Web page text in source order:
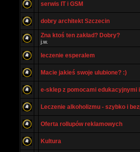
serwis IT i GSM
dobry architekt Szczecin
Zna ktoś ten zakład? Dobry?
j.w.
leczenie esperalem
Macie jakieś swoje ulubione? :)
e-sklep z pomocami edukacyjnymi
Leczenie alkoholizmu - szybko i
Oferta rollupów reklamowych
Kultura